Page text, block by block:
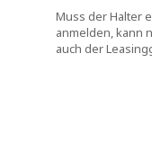
Muss der Halter
anmelden, kann
auch der